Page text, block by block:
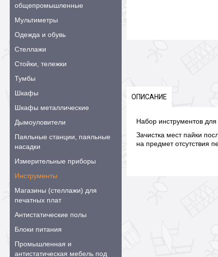
общепромышленные
Мультиметры
Одежда и обувь
Стеллажи
Стойки, тележки
Тумбы
Шкафы
Шкафы металлические
Дымоуловители
Паяльные станции, паяльные
насадки
Измерительные приборы
Инструменты
Магазины (стеллажи) для
печатных плат
Антистатические полы
Блоки питания
Промышленная и
антистатическая мебель под
ОПИСАНИЕ
Набор инструментов для
Зачистка мест пайки
на предмет отсутствия